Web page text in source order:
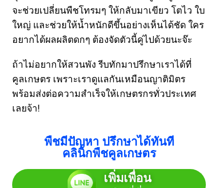
จะช่วยเปลี่ยนพืชโทรมๆ ให้กลับมาเขียว โตไว ใบ
ใหญ่ และช่วยให้น้ำหนักดีขึ้นอย่างเห็นได้ชัด ใคร
อยากได้ผลผลิตดกๆ ต้องจัดตัวนี้คู่ไปด้วยนะจ๊ะ
ถ้าไม่อยากให้สวนพัง รีบทักมาปรึกษาเราได้ที่
คูลเกษตร เพราะเราดูแลกันเหมือนญาติมิตร
พร้อมส่งต่อความสำเร็จให้เกษตรกรทั่วประเทศ
เลยจ้า!
พืชมีปัญหา ปรึกษาได้ทันที
คลินิกพืชคูลเกษตร
เพิ่มเพื่อน